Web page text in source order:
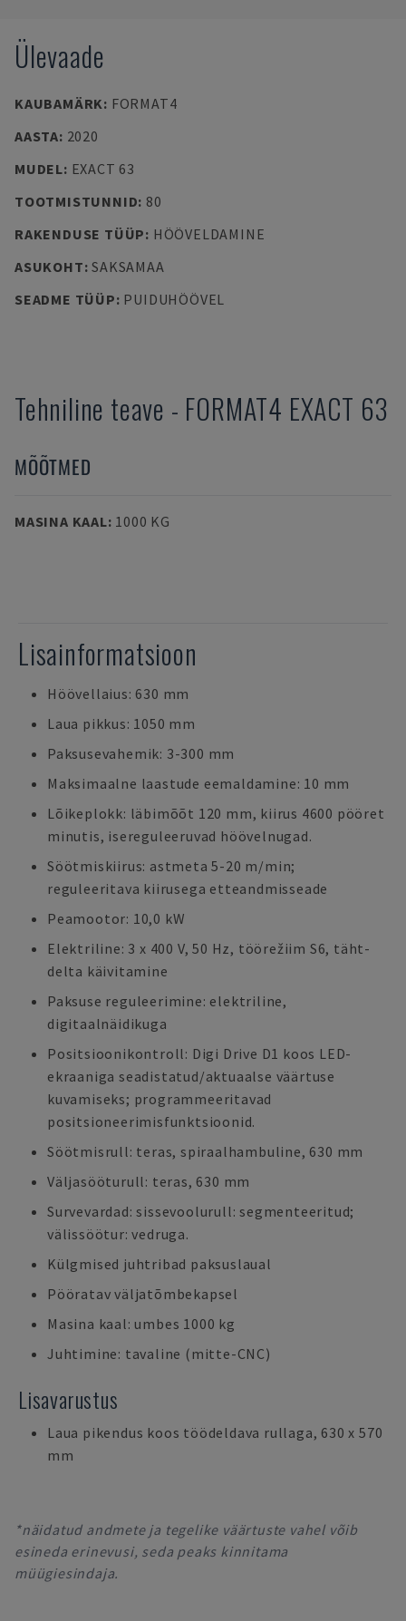
Ülevaade
KAUBAMÄRK: FORMAT4
AASTA: 2020
MUDEL: EXACT 63
TOOTMISTUNNID: 80
RAKENDUSE TÜÜP: HÖÖVELDAMINE
ASUKOHT:SAKSAMAA
SEADME TÜÜP: PUIDUHÖÖVEL
Tehniline teave - FORMAT4 EXACT 63
MÕÕTMED
MASINA KAAL: 1000 KG
Lisainformatsioon
Höövellaius: 630 mm
Laua pikkus: 1050 mm
Paksusevahemik: 3-300 mm
Maksimaalne laastude eemaldamine: 10 mm
Lõikeplokk: läbimõõt 120 mm, kiirus 4600 pööret
minutis, isereguleeruvad höövelnugad.
Söötmiskiirus: astmeta 5-20 m/min;
reguleeritava kiirusega etteandmisseade
Peamootor: 10,0 kW
Elektriline: 3 x 400 V, 50 Hz, töörežiim S6, täht-
delta käivitamine
Paksuse reguleerimine: elektriline,
digitaalnäidikuga
Positsioonikontroll: Digi Drive D1 koos LED-
ekraaniga seadistatud/aktuaalse väärtuse
kuvamiseks; programmeeritavad
positsioneerimisfunktsioonid.
Söötmisrull: teras, spiraalhambuline, 630 mm
Väljasööturull: teras, 630 mm
Survevardad: sissevoolurull: segmenteeritud;
välissöötur: vedruga.
Külgmised juhtribad paksuslaual
Pööratav väljatõmbekapsel
Masina kaal: umbes 1000 kg
Juhtimine: tavaline (mitte-CNC)
Lisavarustus
Laua pikendus koos töödeldava rullaga, 630 x 570
mm
*näidatud andmete ja tegelike väärtuste vahel võib
esineda erinevusi, seda peaks kinnitama
müügiesindaja.